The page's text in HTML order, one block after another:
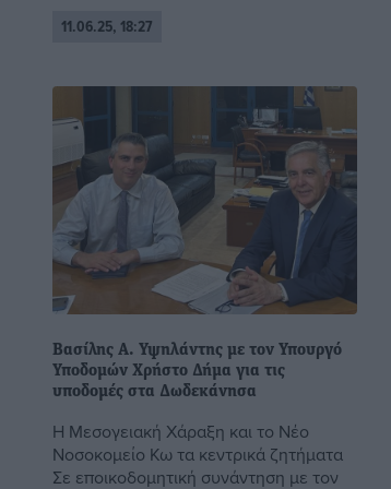
11.06.25, 18:27
Βασίλης Α. Υψηλάντης με τον Υπουργό
Υποδομών Χρήστο Δήμα για τις
υποδομές στα Δωδεκάνησα
Η Μεσογειακή Χάραξη και το Νέο
Νοσοκομείο Κω τα κεντρικά ζητήματα
Σε εποικοδομητική συνάντηση με τον